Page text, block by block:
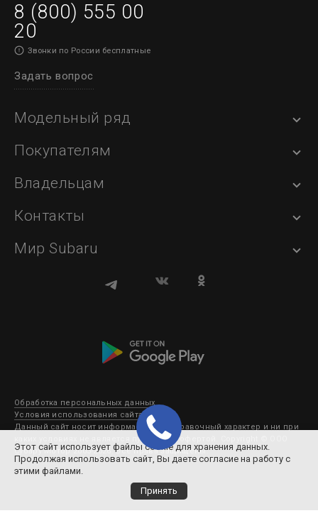
8 (800) 555 00
20
Звонки по России бесплатные
Задать вопрос
Модельный ряд
Покупателям
Владельцам
Контакты
Мир Subaru
Обработка персональных данных
Условия использования сайта
Данный сайт носит информационно-справочный характер и ни при
каких условиях не является публичной офертой. Copyright © ООО
Субару Мотор 2003-2026. Все права защищены.
Этот сайт использует файлы cookie для хранения данных.
Продолжая использовать сайт, Вы даете согласие на работу с
этими файлами.
Принять